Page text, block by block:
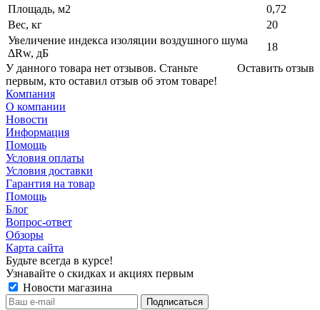
Площадь, м2
0,72
Вес, кг
20
Увеличение индекса изоляции воздушного шума
ΔRw, дБ
18
Оставить отзыв
У данного товара нет отзывов. Станьте
первым, кто оставил отзыв об этом товаре!
Компания
О компании
Новости
Информация
Помощь
Условия оплаты
Условия доставки
Гарантия на товар
Помощь
Блог
Вопрос-ответ
Обзоры
Карта сайта
Будьте всегда в курсе!
Узнавайте о скидках и акциях первым
Новости магазина